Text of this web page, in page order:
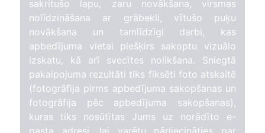
sakritušo lapu, zaru novākšana, virsmas
nolīdzināšana ar grābekli, vītušo puķu
novākšana un tamlīdzīgi darbi, kas
apbedījuma vietai piešķirs sakoptu vizuālo
izskatu, kā arī svecītes nolikšana. Sniegtā
pakalpojuma rezultāti tiks fiksēti foto atskaitē
(fotogrāfija pirms apbedījuma sakopšanas un
fotogrāfija pēc apbedījuma sakopšanas),
kuras tiks nosūtītas Jums uz norādīto e-